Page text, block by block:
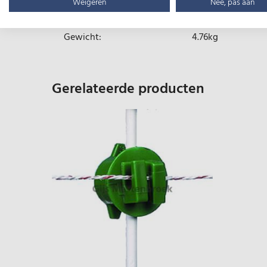
Gewicht: 4.76kg
Gerelateerde producten